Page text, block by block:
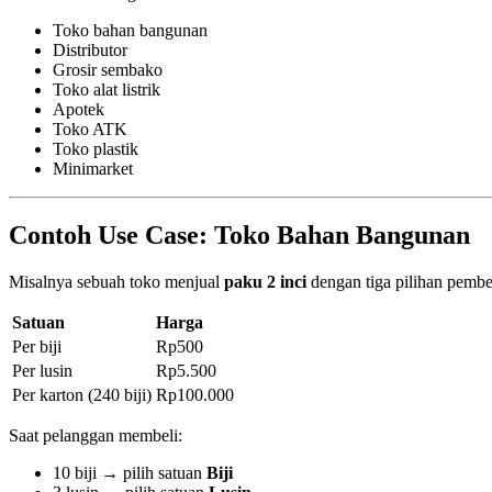
Toko bahan bangunan
Distributor
Grosir sembako
Toko alat listrik
Apotek
Toko ATK
Toko plastik
Minimarket
Contoh Use Case: Toko Bahan Bangunan
Misalnya sebuah toko menjual paku 2 inci dengan tiga pilihan
Satuan
Harga
Per biji
Rp500
Per lusin
Rp5.500
Per karton (240 biji) Rp100.000
Saat pelanggan membeli:
10 biji → pilih satuan Biji